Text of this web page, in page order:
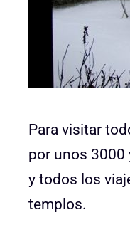
Para visitar
por unos 3000
y todos los
templos.